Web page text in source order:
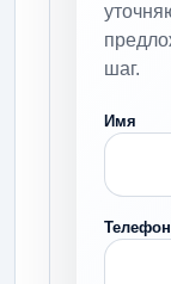
шаг.
Имя
Телефон